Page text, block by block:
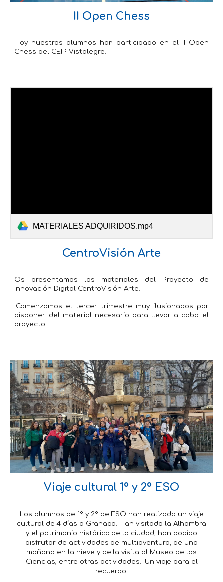
II Open Chess
Hoy nuestros alumnos han participado en el II Open
Chess del CEIP Vistalegre.
MATERIALES ADQUIRIDOS.mp4
CentroVisión Arte
Os presentamos los materiales del Proyecto de
Innovación Digital CentroVisión Arte.
¡Comenzamos el tercer trimestre muy ilusionados por
disponer del material necesario para llevar a cabo el
proyecto!
Viaje cultural 1º y 2º ESO
Los alumnos de 1° y 2° de ESO han realizado un viaje
cultural de 4 días a Granada. Han visitado la Alhambra
y el patrimonio histórico de la ciudad, han podido
disfrutar de actividades de multiaventura, de una
mañana en la nieve y de la visita al Museo de las
Ciencias, entre otras actividades. ¡Un viaje para el
recuerdo!